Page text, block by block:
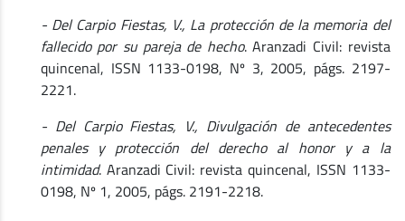
- Del Carpio Fiestas, V., La protección de la memoria del
fallecido por su pareja de hecho. Aranzadi Civil: revista
quincenal, ISSN 1133-0198, Nº 3, 2005, págs. 2197-
2221.
- Del Carpio Fiestas, V., Divulgación de antecedentes
penales y protección del derecho al honor y a la
intimidad. Aranzadi Civil: revista quincenal, ISSN 1133-
0198, Nº 1, 2005, págs. 2191-2218.